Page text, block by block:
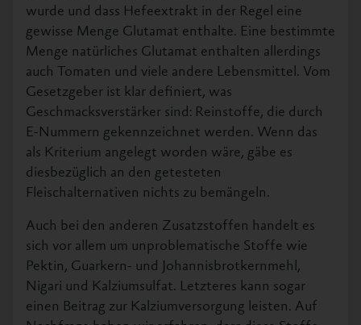
wurde und dass Hefeextrakt in der Regel eine
gewisse Menge Glutamat enthalte. Eine bestimmte
Menge natürliches Glutamat enthalten allerdings
auch Tomaten und viele andere Lebensmittel. Vom
Gesetzgeber ist klar definiert, was
Geschmacksverstärker sind: Reinstoffe, die durch
E-Nummern gekennzeichnet werden. Wenn das
als Kriterium angelegt worden wäre, gäbe es
diesbezüglich an den getesteten
Fleischalternativen nichts zu bemängeln.
Auch bei den anderen Zusatzstoffen handelt es
sich vor allem um unproblematische Stoffe wie
Pektin, Guarkern- und Johannisbrotkernmehl,
Nigari und Kalziumsulfat. Letzteres kann sogar
einen Beitrag zur Kalziumversorgung leisten. Auf